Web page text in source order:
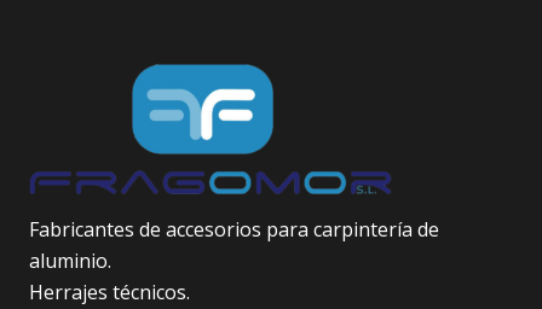
Fabricantes de accesorios para carpintería de
aluminio.
Herrajes técnicos.